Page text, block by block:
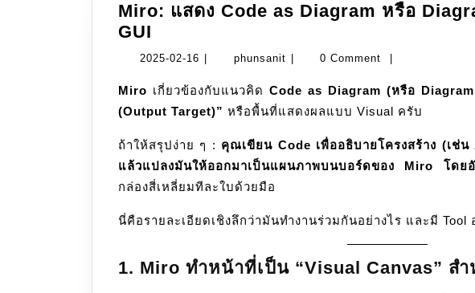
Miro: แสดง Code as Diagram หรือ
GUI
แสดง
as
Diagram
หรือ
Diagram
as
Code
แบบ
2025-02-16 2025-
16
phunsanit phunsanit0 Comment
Miro เกี่ยวข้องกับแนวคิด Code as Diagram (หรือ
(Output Target)” หรือพื้นที่แสดงผลแบบ Visual ครับ
ถ้าให้สรุปง่าย ๆ : คุณเขียน Code เพื่ออธิบายโครงสร้าง (เช่
แล้วแปลงมันให้ออกมาเป็นแผนภาพบนบอร์ดของ Miro โดย
กล่องสี่เหลี่ยมทีละใบด้วยมือ
นี่คือรายละเอียดเชิงลึกว่ามันทำงานร่วมกันอย่างไร และมี Tool
1. Miro ทำหน้าที่เป็น “Visual Canvas” สำ